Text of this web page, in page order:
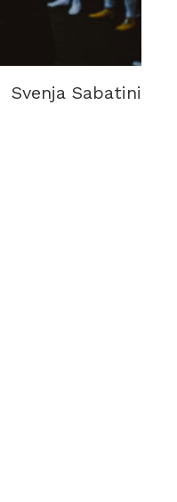
Svenja Sabatini